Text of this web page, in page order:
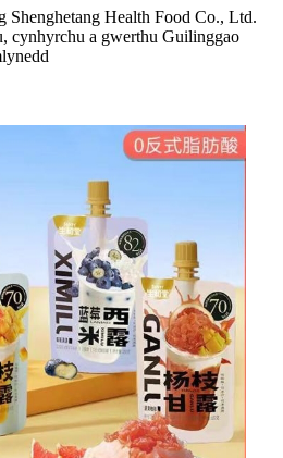
Health Food Co., Ltd.
cynhyrchu a gwerthu Guilinggao